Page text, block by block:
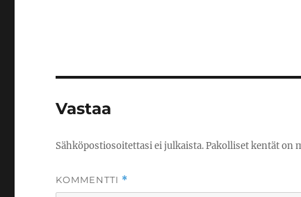
Vastaa
Sähköpostiosoitettasi ei julkaista.Pakolliset kentät on
KOMMENTTI *